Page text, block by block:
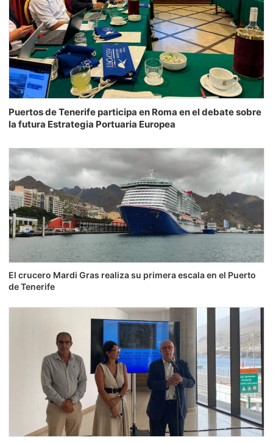
Puertos de Tenerife participa en Roma en el debate sobre
la futura Estrategia Portuaria Europea
El crucero Mardi Gras realiza su primera escala en el Puerto
de Tenerife